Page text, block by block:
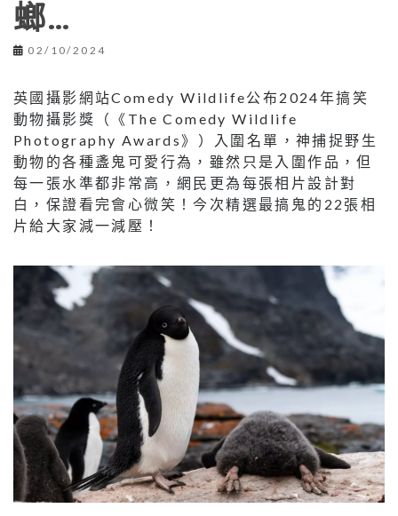
螂…
02/10/2024
英國攝影網站Comedy Wildlife公布2024年搞笑
動物攝影獎（《The Comedy Wildlife
Photography Awards》）入圍名單，神捕捉野生
動物的各種盞鬼可愛行為，雖然只是入圍作品，但
每一張水準都非常高，網民更為每張相片設計對
白，保證看完會心微笑！今次精選最搞鬼的22張相
片給大家減一減壓！